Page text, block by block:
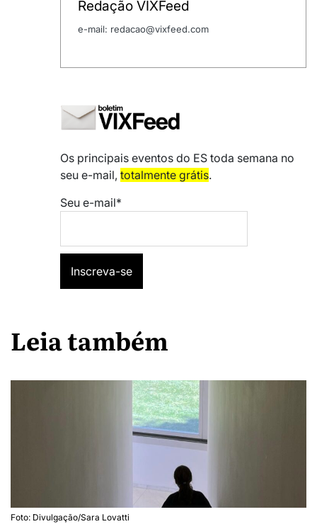
Redação VIXFeed
e-mail: redacao@vixfeed.com
Os principais eventos do ES toda semana no
seu e-mail, totalmente grátis.
Seu e-mail*
Leia também
Foto: Divulgação/Sara Lovatti